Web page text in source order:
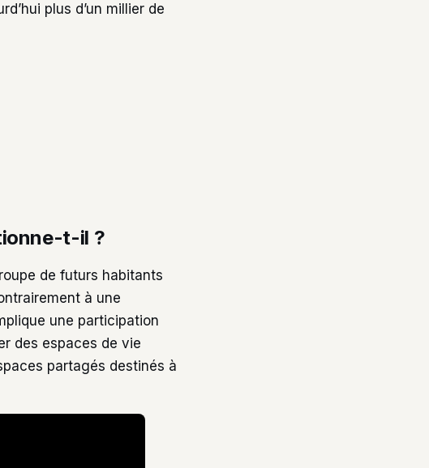
plus d’un millier de
t-il ?
de futurs habitants
à une
une participation
des espaces de vie
partagés destinés à